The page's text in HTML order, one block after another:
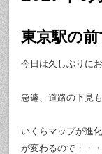
東京駅の
今日は久しぶりにお
急遽、道路の下見
いくらマップが進
が変わるので・・・